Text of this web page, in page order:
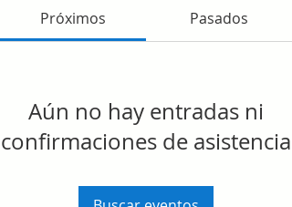
Próximos Pasados
Aún no hay entradas ni
confirmaciones de asistencia